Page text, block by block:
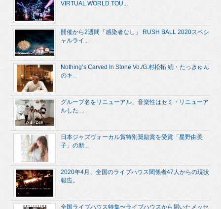
VIRTUAL WORLD TOU...
開催から2週間「感染者なし」 RUSH BALL 2020スペシ
ャルライ...
Nothing’s Carved In Stone Vo./G.村松拓 続・たっきゅん
のキ...
グループ名をリニューアル、音楽性はセミ・リニューア
ルした ...
日本ジャズヴォーカル賞特別奨励賞を受賞「星野由美
子」の新...
2020年4月、全国のライブハウス関係者47人からの現状
報告。
全国ライブハウス特集〜ライブハウスから届いたメッセ